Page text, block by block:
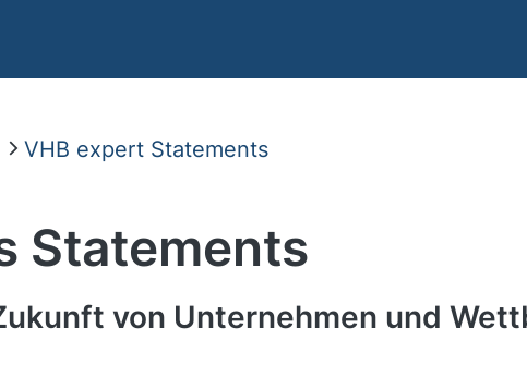
VHB expert Statements
Statements
von Unternehmen und